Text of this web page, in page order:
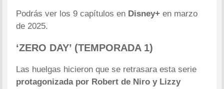
Podrás ver los 9 capítulos en Disney+ en marzo
de 2025.
‘ZERO DAY’ (TEMPORADA 1)
Las huelgas hicieron que se retrasara esta serie
protagonizada por Robert de Niro y Lizzy